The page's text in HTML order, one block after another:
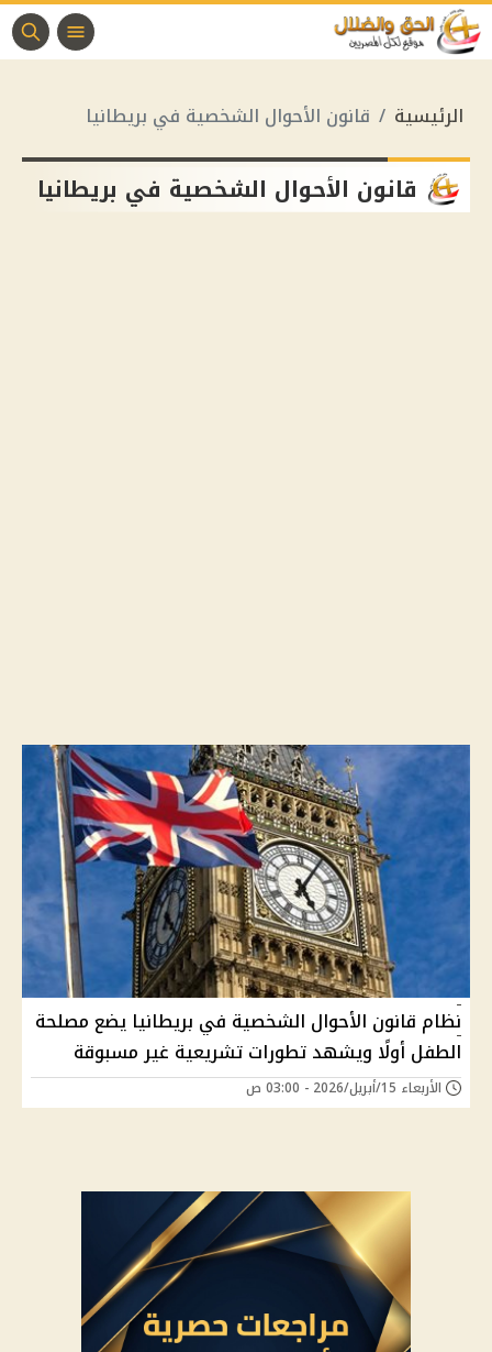
الرئيسية قانون الأحوال الشخصية في بريطانيا
قانون الأحوال الشخصية في بريطانيا
نظام قانون الأحوال الشخصية في بريطانيا يضع مصلحة
الطفل أولًا ويشهد تطورات تشريعية غير مسبوقة
الأربعاء 15/أبريل/2026 - 03:00 ص